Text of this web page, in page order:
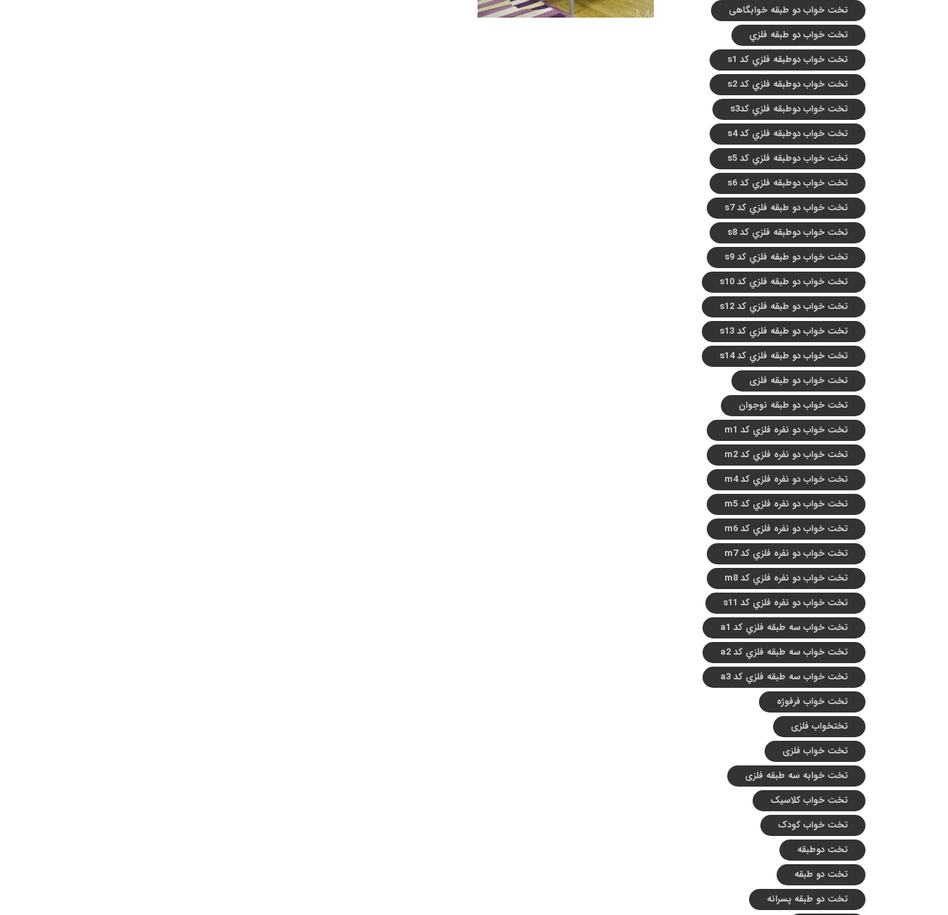
تخت خواب دو طبقه خوابگاهی
تخت خواب دو طبقه فلزي
تخت خواب دوطبقه فلزي کد s1
تخت خواب دوطبقه فلزي کد s2
تخت خواب دوطبقه فلزي کدs3
تخت خواب دوطبقه فلزي کد s4
تخت خواب دوطبقه فلزي کد s5
تخت خواب دوطبقه فلزي کد s6
تخت خواب دو طبقه فلزي کد s7
تخت خواب دوطبقه فلزي کد s8
تخت خواب دو طبقه فلزي کد s9
تخت خواب دو طبقه فلزي کد s10
تخت خواب دو طبقه فلزي کد s12
تخت خواب دو طبقه فلزي کد s13
تخت خواب دو طبقه فلزي کد s14
تخت خواب دو طبقه فلزی
تخت خواب دو طبقه نوجوان
تخت خواب دو نفره فلزي کد m1
تخت خواب دو نفره فلزي کد m2
تخت خواب دو نفره فلزي کد m4
تخت خواب دو نفره فلزي کد m5
تخت خواب دو نفره فلزي کد m6
تخت خواب دو نفره فلزي کد m7
تخت خواب دو نفره فلزي کد m8
تخت خواب دو نفره فلزي کد s11
تخت خواب سه طبقه فلزي کد a1
تخت خواب سه طبقه فلزي کد a2
تخت خواب سه طبقه فلزي کد a3
تخت خواب فرفوژه
تختخواب فلزی
تخت خواب فلزی
تخت خوابه سه طبقه فلزی
تخت خواب کلاسیک
تخت خواب کودک
تخت دوطبقه
تخت دو طبقه
تخت دو طبقه پسرانه